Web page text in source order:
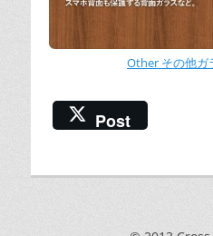
Other その他ガ
Post